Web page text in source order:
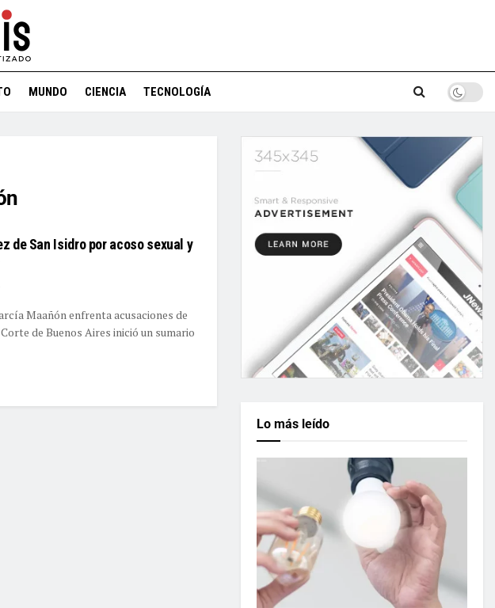
MUNDO CIENCIA TECNOLOGÍA
de San Isidro por acoso sexual y
Maañón enfrenta acusaciones de
de Buenos Aires inició un sumario
Lo más leído